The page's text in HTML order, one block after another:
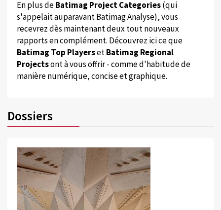
En plus deBatimag Project Categories(qui
s'appelait auparavant Batimag Analyse), vous
recevrez dès maintenant deux tout nouveaux
rapports en complément. Découvrez ici ce que
Batimag Top PlayersetBatimag Regional
Projectsont à vous offrir - comme d'habitude de
manière numérique, concise et graphique.
Dossiers